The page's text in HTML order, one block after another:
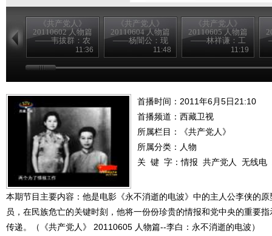
《共产党人》
20110602 人物篇
——韦拔群：农
民的好拔哥11:36
《共产党人》
20110604 人物篇
——杨闇公：现
11:48
《共产党人》
20110605 人物篇
——林祥谦：工
11:19
首播时间：2011年6月5日21:10
首播频道： 西藏卫视
所属栏目：
《共产党人》
所属分类：人物
关 键 字：情报 共产党人 无线电
本期节目主要内容：他是电影《永不消逝的电波》中的主人公李侠的
员，在民族危亡的关键时刻，他将一份份珍贵的情报和党中央的重要
传递。（《共产党人》 20110605 人物篇--李白：永不消逝的电波）